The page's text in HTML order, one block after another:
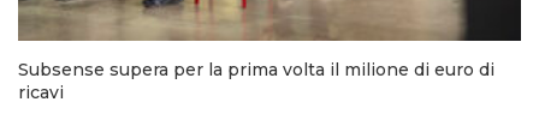
Subsense supera per la prima volta il milione di euro di
ricavi